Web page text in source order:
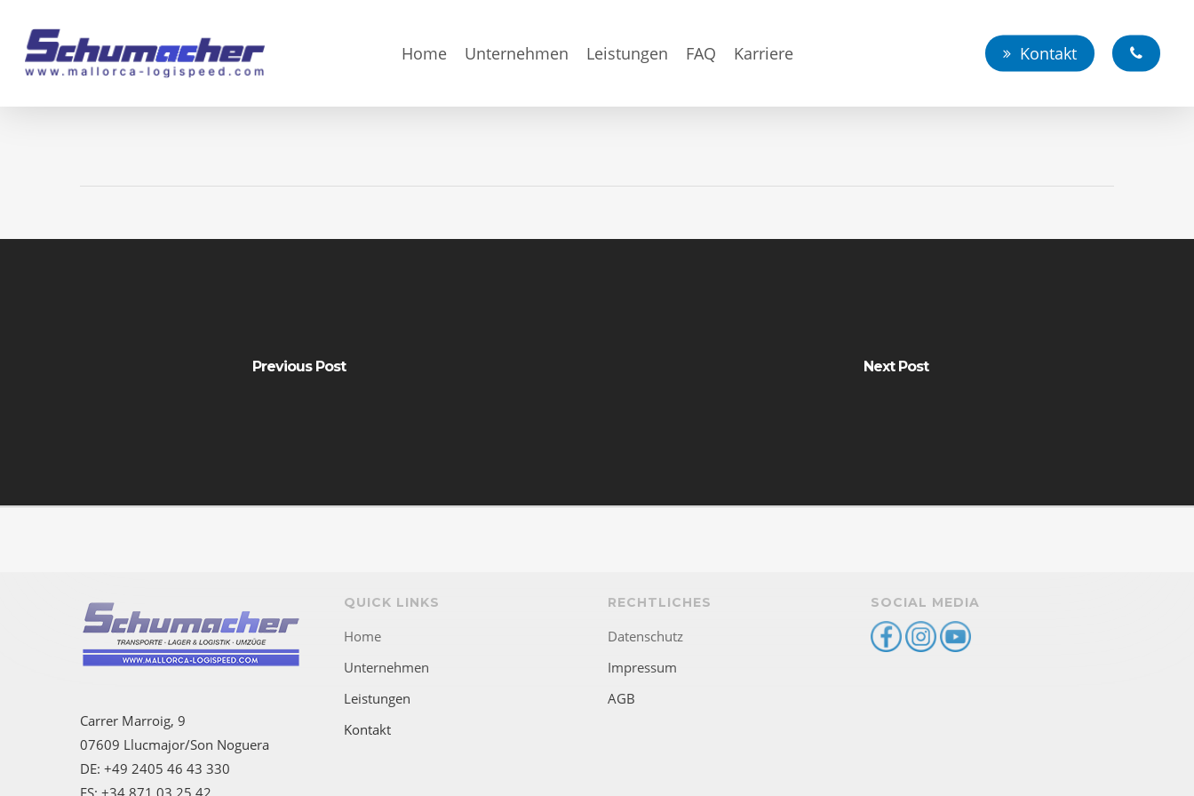
main
Home Unternehmen Leistungen FAQ Karriere Kontakt
Previous Post Next Post
Carrer Marroig, 9
07609 Llucmajor/Son Noguera
DE: +49 2405 46 43 330
ES: +34 871 03 25 42
QUICK LINKS
Home
Unternehmen
Leistungen
Kontakt
RECHTLICHES
Datenschutz
Impressum
AGB
SOCIAL MEDIA